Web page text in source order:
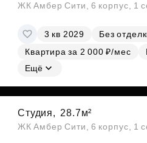
ЖК Амбер Сити, 6 корпус, 1
3 кв 2029 Без
Квартира за 2 000 ₽/мес
Ещё
Студия, 28.7м²
ЖК Амбер Сити, 6 корпус, 1